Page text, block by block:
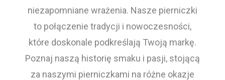
niezapomniane wrażenia. Nasze pierniczki
to połączenie tradycji i nowoczesności,
które doskonale podkreślają Twoją markę.
Poznaj naszą historię smaku i pasji, stojącą
za naszymi pierniczkami na różne okazje